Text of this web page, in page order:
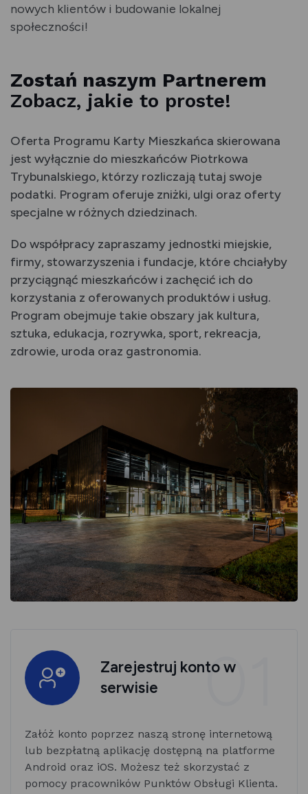
nowych klientów i budowanie lokalnej
społeczności!
Zostań naszym Partnerem
Zobacz, jakie to proste!
Oferta Programu Karty Mieszkańca skierowana
jest wyłącznie do mieszkańców Piotrkowa
Trybunalskiego, którzy rozliczają tutaj swoje
podatki. Program oferuje zniżki, ulgi oraz oferty
specjalne w różnych dziedzinach.
Do współpracy zapraszamy jednostki miejskie,
firmy, stowarzyszenia i fundacje, które chciałyby
przyciągnąć mieszkańców i zachęcić ich do
korzystania z oferowanych produktów i usług.
Program obejmuje takie obszary jak kultura,
sztuka, edukacja, rozrywka, sport, rekreacja,
zdrowie, uroda oraz gastronomia.
Zarejestruj konto w
serwisie
01
Załóż konto poprzez naszą stronę internetową
lub bezpłatną aplikację dostępną na platforme
Android oraz iOS. Możesz też skorzystać z
pomocy pracowników Punktów Obsługi Klienta.